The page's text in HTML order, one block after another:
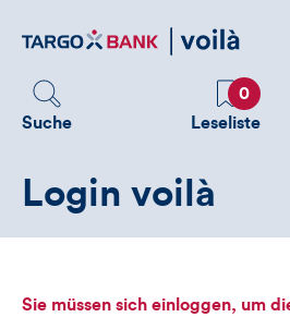
zum
Suche
Favoriten
0
Leseliste
Login voilà
Sie müssen sich einloggen, um